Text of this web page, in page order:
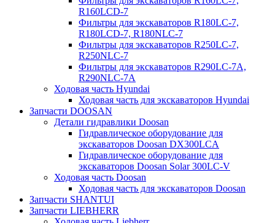
R160LCD-7
Фильтры для экскаваторов R180LC-7,
R180LCD-7, R180NLC-7
Фильтры для экскаваторов R250LC-7,
R250NLC-7
Фильтры для экскаваторов R290LC-7A,
R290NLC-7A
Ходовая часть Hyundai
Ходовая часть для экскаваторов Hyundai
Запчасти DOOSAN
Детали гидравлики Doosan
Гидравлическое оборудование для
экскаваторов Doosan DX300LCA
Гидравлическое оборудование для
экскаваторов Doosan Solar 300LC-V
Ходовая часть Doosan
Ходовая часть для экскаваторов Doosan
Запчасти SHANTUI
Запчасти LIEBHERR